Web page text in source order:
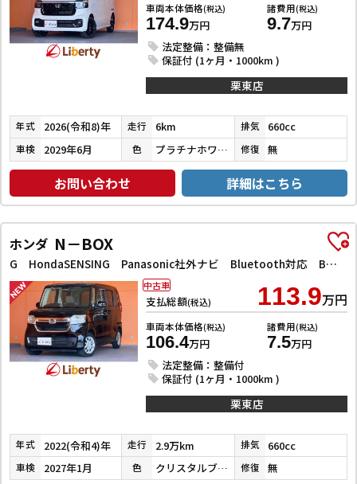
車両本体価格(税込)
174.9万円
諸費用(税込)
9.7万円
法定整備：整備無
保証付 (1ヶ月・1000km )
栗東店
年式 2026(令和8)年 走行 6km 排気 660cc
車検 2029年6月 色 プラチナホワイトパール 修復 無
お問い合わせ 詳細はこちら
ホンダ N－BOX
G HondaSENSING Panasonic社外ナビ Bluetooth対応 Bカメラ 電子パーキング LEDヘッドライト アダプティブクルーズコントロール ETC スマートキー プッシュスタート
支払総額(税込) 113.9万円
車両本体価格(税込)
106.4万円
諸費用(税込)
7.5万円
法定整備：整備付
保証付 (1ヶ月・1000km )
中古車
栗東店
年式 2022(令和4)年 走行 2.9万km 排気 660cc
車検 2027年1月 色 クリスタルブラックパール 修復 無